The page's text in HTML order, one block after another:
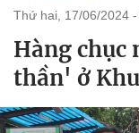
thứ hai, 17/06/2024
Hàng chục
thần' ở